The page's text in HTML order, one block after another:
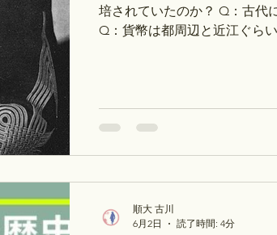
培されていたのか？ Q：古代
Q：貨幣は都周辺と近江ぐら
日_10.2つの世界大戦とアジ
_09.近代国家の発展」幕末の
【質問調査結果】 Q:古代に
か？ けっこう栽培されてい
令06「義倉条」）によると、
順大 古川
6月2日
読了時間: 4分